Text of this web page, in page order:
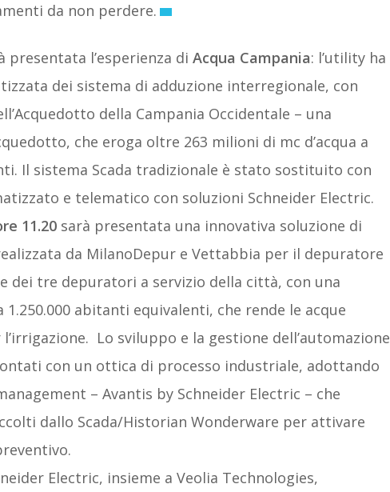
da non perdere.
presentata l’esperienza di Acqua Campania: l’utility ha
dei sistema di adduzione interregionale, con
della Campania Occidentale – una
che eroga oltre 263 milioni di mc d’acqua a
Il sistema Scada tradizionale è stato sostituito con
e telematico con soluzioni Schneider Electric.
11.20sarà presentata una innovativa soluzione di
da MilanoDepur e Vettabbia per il depuratore
dei tre depuratori a servizio della città, con una
abitanti equivalenti, che rende le acque
Lo sviluppo e la gestione dell’automazione
con un ottica di processo industriale, adottando
– Avantis by Schneider Electric – che
dallo Scada/Historian Wonderware per attivare
Electric, insieme a Veolia Technologies,